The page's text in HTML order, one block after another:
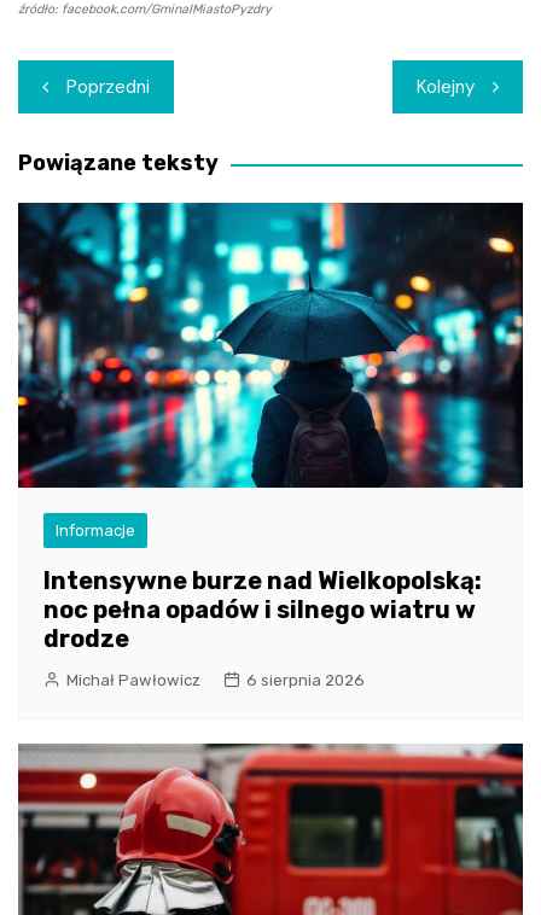
źródło: facebook.com/GminaIMiastoPyzdry
Nawigacja
wpisu
Poprzedni Kolejny
Powiązane teksty
Informacje
Intensywne burze nad Wielkopolską:
noc pełna opadów i silnego wiatru w
drodze
Michał Pawłowicz 6 sierpnia 2026